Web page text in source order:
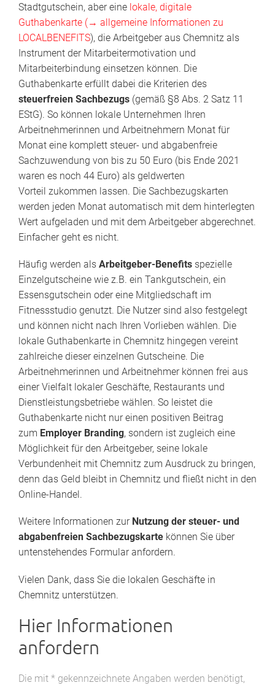
Stadtgutschein, aber eine lokale, digitale
Guthabenkarte (→ allgemeine Informationen zu
LOCALBENEFITS), die Arbeitgeber aus Chemnitz als
Instrument der Mitarbeitermotivation und
Mitarbeiterbindung einsetzen können. Die
Guthabenkarte erfüllt dabei die Kriterien des
steuerfreien Sachbezugs (gemäß §8 Abs. 2 Satz 11
EStG). So können lokale Unternehmen Ihren
Arbeitnehmerinnen und Arbeitnehmern Monat für
Monat eine komplett steuer- und abgabenfreie
Sachzuwendung von bis zu 50 Euro (bis Ende 2021
waren es noch 44 Euro) als geldwerten
Vorteil zukommen lassen. Die Sachbezugskarten
werden jeden Monat automatisch mit dem hinterlegten
Wert aufgeladen und mit dem Arbeitgeber abgerechnet.
Einfacher geht es nicht.
Häufig werden als Arbeitgeber-Benefits spezielle
Einzelgutscheine wie z.B. ein Tankgutschein, ein
Essensgutschein oder eine Mitgliedschaft im
Fitnessstudio genutzt. Die Nutzer sind also festgelegt
und können nicht nach Ihren Vorlieben wählen. Die
lokale Guthabenkarte in Chemnitz hingegen vereint
zahlreiche dieser einzelnen Gutscheine. Die
Arbeitnehmerinnen und Arbeitnehmer können frei aus
einer Vielfalt lokaler Geschäfte, Restaurants und
Dienstleistungsbetriebe wählen. So leistet die
Guthabenkarte nicht nur einen positiven Beitrag
zum Employer Branding, sondern ist zugleich eine
Möglichkeit für den Arbeitgeber, seine lokale
Verbundenheit mit Chemnitz zum Ausdruck zu bringen,
denn das Geld bleibt in Chemnitz und fließt nicht in den
Online-Handel.
Weitere Informationen zur Nutzung der steuer- und
abgabenfreien Sachbezugskarte können Sie über
untenstehendes Formular anfordern.
Vielen Dank, dass Sie die lokalen Geschäfte in
Chemnitz unterstützen.
Hier Informationen
anfordern
Die mit * gekennzeichnete Angaben werden benötigt,